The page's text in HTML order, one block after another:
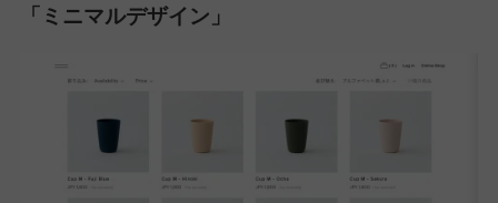
「ミニマルデザイン」